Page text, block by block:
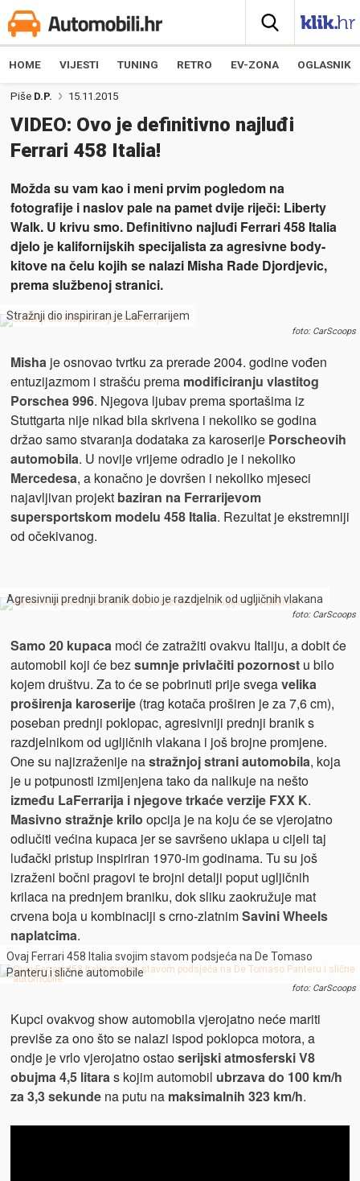
HOME VIJESTI TUNING RETRO EV-ZONA OGLASNIK
Piše D.P. 15.11.2015
VIDEO: Ovo je definitivno najluđi
Ferrari 458 Italia!
Možda su vam kao i meni prvim pogledom na
fotografije i naslov pale na pamet dvije riječi: Liberty
Walk. U krivu smo. Definitivno najluđi Ferrari 458 Italia
djelo je kalifornijskih specijalista za agresivne body-
kitove na čelu kojih se nalazi Misha Rade Djordjevic,
prema službenoj stranici.
Stražnji dio inspiriran je LaFerrarijem
foto: CarScoops
Mishaje osnovao tvrtku za prerade 2004. godine vođen
entuzijazmom i strašću prema modificiranju vlastitog
Porschea 996. Njegova ljubav prema sportašima iz
Stuttgarta nije nikad bila skrivena i nekoliko se godina
držao samo stvaranja dodataka za karoserije Porscheovih
automobila. U novije vrijeme odradio je i nekoliko
Mercedesa, a konačno je dovršen i nekoliko mjeseci
najavljivan projekt baziran na Ferrarijevom
supersportskom modelu 458 Italia. Rezultat je ekstremniji
od očekivanog.
Agresivniji prednji branik dobio je razdjelnik od ugljičnih vlakana
foto: CarScoops
Samo 20 kupacamoći će zatražiti ovakvu Italiju, a dobit će
automobil koji će bezsumnje privlačiti pozornostu bilo
kojem društvu. Za to će se pobrinuti prije svegavelika
proširenja karoserije(trag kotača proširen je za 7,6 cm),
poseban prednji poklopac, agresivniji prednji branik s
razdjelnikom od ugljičnih vlakana i još brojne promjene.
One su najizraženije nastražnjoj strani automobila, koja
je u potpunosti izmijenjena tako da nalikuje na nešto
između LaFerrarija i njegove trkaće verzije FXX K.
Masivno stražnje krilo opcija je na koju će se vjerojatno
odlučiti većina kupaca jer se savršeno uklapa u cijeli taj
luđački pristup inspiriran 1970-im godinama. Tu su još
izraženi bočni pragovi te brojni detalji poput ugljičnih
krilaca na prednjem braniku, dok sliku zaokružuje mat
crvena boja u kombinaciji s crno-zlatnimSavini Wheels
naplatcima.
Ovaj Ferrari 458 Italia svojim stavom podsjeća na De Tomaso
Panteru i slične automobile
foto: CarScoops
Kupci ovakvog show automobila vjerojatno neće mariti
previše za ono što se nalazi ispod poklopca motora, a
ondje je vrlo vjerojatno ostaoserijski atmosferski V8
obujma 4,5 litaras kojim automobil ubrzava do 100 km/h
za 3,3 sekundena putu na maksimalnih 323 km/h.